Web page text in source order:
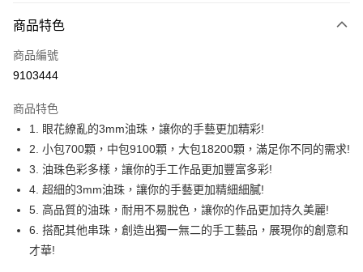
信用卡一次付款
超商取貨付款
街口支付
悠遊付
運送方式
每筆NT$60，滿NT$1,500(含以上)免運費
商品特色
商品編號
9103444
商品特色
1. 眼花繚亂的3mm油珠，讓你的手藝更加精彩!
2. 小包700顆，中包9100顆，大包18200顆，滿足你不同的需求!
3. 油珠色彩多樣，讓你的手工作品更加豐富多彩!
4. 超細的3mm油珠，讓你的手藝更加精細細膩!
5. 高品質的油珠，耐用不易脫色，讓你的作品更加持久美麗!
6. 搭配其他串珠，創造出獨一無二的手工藝品，展現你的創意和
才華!